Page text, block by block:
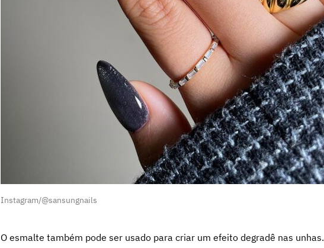
Instagram/@sansungnails
O esmalte também pode ser usado para criar um efeito degradê nas unhas.